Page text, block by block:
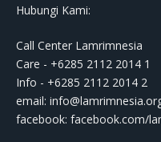
Hubungi Kami:
Call Center Lamrimnesia
Care - +6285 2112 2014 1
Info - +6285 2112 2014 2
email:
facebook: facebook.com/